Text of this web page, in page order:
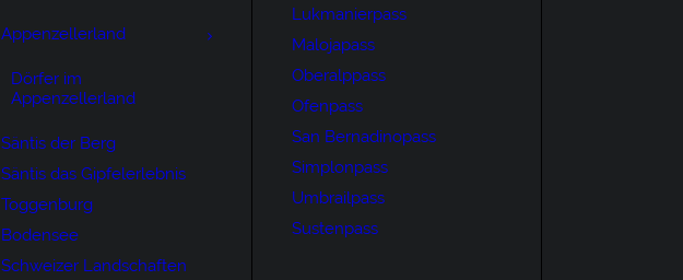
Appenzellerland
Dörfer im
Appenzellerland
Säntis der Berg
Säntis das Gipfelerlebnis
Toggenburg
Bodensee
Schweizer Landschaften
Lukmanierpass
Malojapass
Oberalppass
Ofenpass
San Bernadinopass
Simplonpass
Umbrailpass
Sustenpass